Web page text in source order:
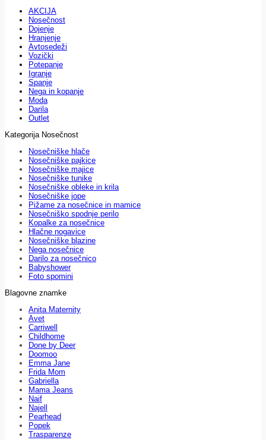
AKCIJA
Nosečnost
Dojenje
Hranjenje
Avtosedeži
Vozički
Potepanje
Igranje
Spanje
Nega in kopanje
Moda
Darila
Outlet
Kategorija Nosečnost
Nosečniške hlače
Nosečniške pajkice
Nosečniške majice
Nosečniške tunike
Nosečniške obleke in krila
Nosečniške jope
Pižame za nosečnice in mamice
Nosečniško spodnje perilo
Kopalke za nosečnice
Hlačne nogavice
Nosečniške blazine
Nega nosečnice
Darilo za nosečnico
Babyshower
Foto spomini
Blagovne znamke
Anita Maternity
Avet
Carriwell
Childhome
Done by Deer
Doomoo
Emma Jane
Frida Mom
Gabriella
Mama Jeans
Naif
Najell
Pearhead
Popek
Trasparenze